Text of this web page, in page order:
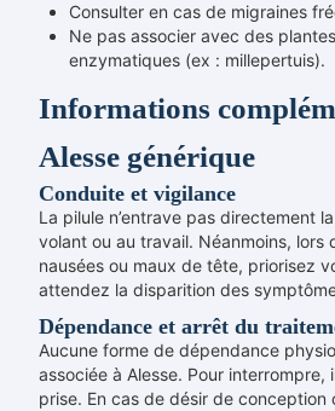
Consulter en cas de migraines
Ne pas associer avec des
enzymatiques (ex : millepertuis).
Informations
Alesse générique
Conduite et vigilance
La pilule n’entrave pas directement
volant ou au travail. Néanmoins, lors
nausées ou maux de tête, priorisez
attendez la disparition des
Dépendance et arrêt du
Aucune forme de dépendance
associée à Alesse. Pour interrompre,
prise. En cas de désir de conception